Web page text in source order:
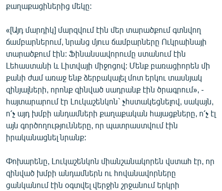
քաղաքացիներից մեկը:
«[Այդ մարդիկ] մարզվում էին մեր տարածքում գտնվող
ճամբարներում, նրանց մյուս ճամբարները Ուկրաինայի
տարածքում էին: Ֆինանսավորումը ստանում էին
Լեհաստանի և Լիտվայի միջոցով: Մենք բառացիորեն մի
քանի ժամ առաջ ենք ձերբակալել մոտ երկու տասնյակ
զինյալների, որոնք զինված սադրանք էին ծրագրում», -
հայտարարում էր Լուկաշենկոն` չհստակեցնելով, սակայն,
ո՛չ այդ խմբի անդամների քաղաքական հայացքները, ո՛չ էլ
այն գործողությունները, որ պատրաստվում էին
իրականացնել նրանք:
Փոխարենը, Լուկաշենկոն միանշանակորեն վստահ էր, որ
զինված խմբի անդամներն ու հովանավորները
ցանկանում էին օգտվել վերջին շրջանում երկրի